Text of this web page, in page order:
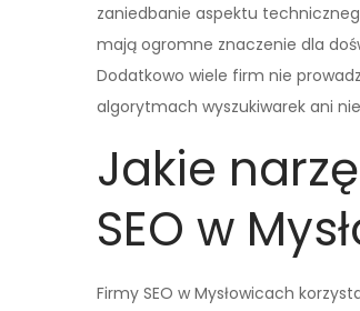
zaniedbanie aspektu
mają ogromne znaczenie dla
Dodatkowo wiele firm nie
algorytmach wyszukiwarek ani
Jakie
SEO w
Firmy SEO w Mysłowicach